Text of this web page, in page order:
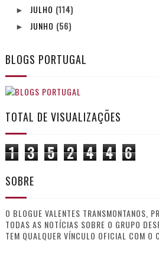
► JULHO (114)
► JUNHO (56)
BLOGS PORTUGAL
TOTAL DE VISUALIZAÇÕES
1 3 5 2 4 4 6
SOBRE
O BLOGUE VALENTES TRANSMONTANOS,
TODAS AS NOTÍCIAS SOBRE O GRUPO
TEM QUALQUER VÍNCULO OFICIAL COM O